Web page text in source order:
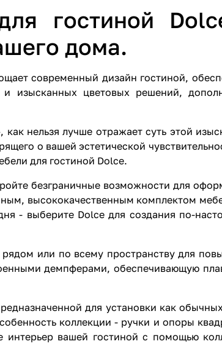
элегантность
и комфорт в
вашей
гостиной с
этим
набором
мебели в
кашемировом
цвете
Доставка и
Выгодная
цена.
гостиной
дома.
современный дизайн гостиной,
изысканных цветовых решений,
нельзя лучше отражает суть этой
о вашей эстетической
для гостиной Dolce.
безграничные возможности для
высококачественным комплектом
- выберите Dolce для создания по-
или по всему пространству для
демпферами, обеспечивающую
для установки как
коллекции - ручки и опоры
вашей гостиной с помощью